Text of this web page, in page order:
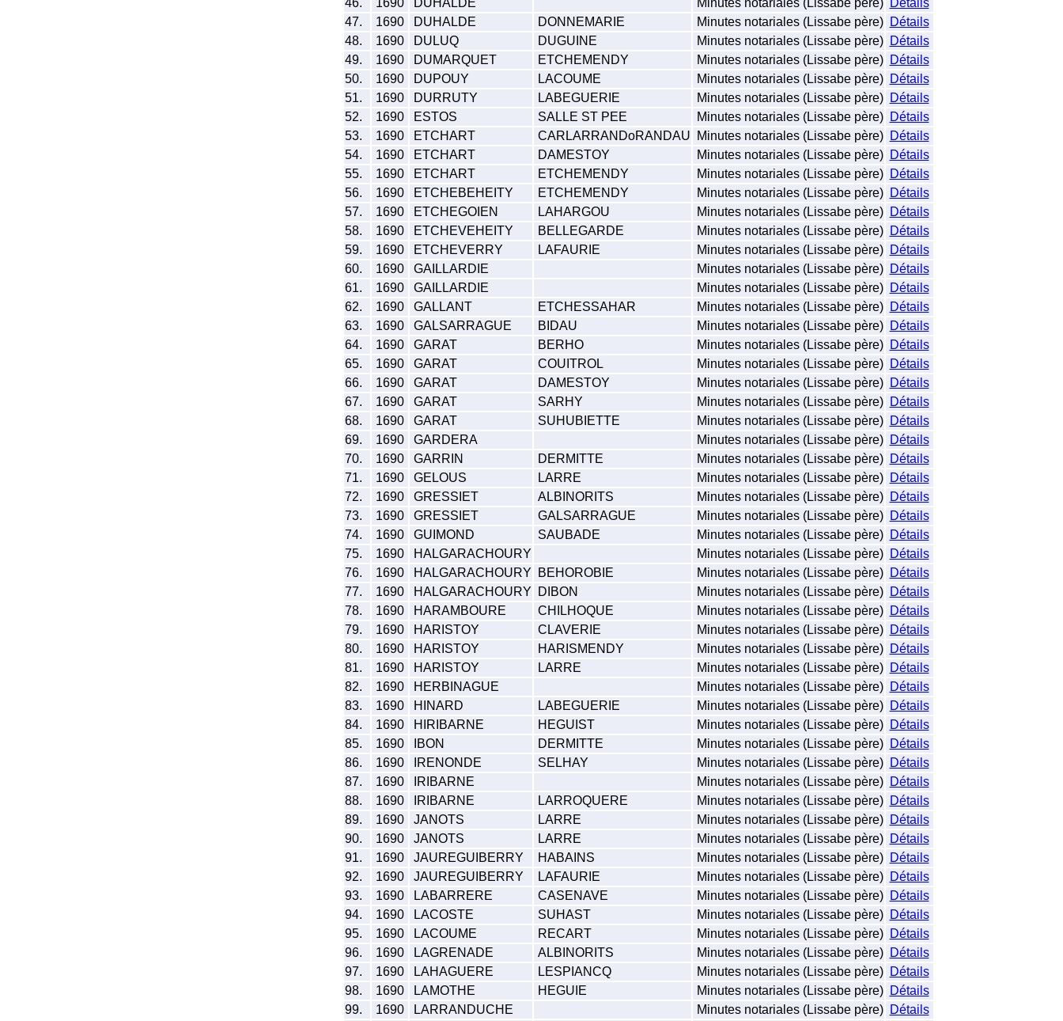
47.
1690 DUHALDE DONNEMARIE Minutes notariales (Lissabe père)
Détails
48.
1690 DULUQ DUGUINE Minutes notariales (Lissabe père)
Détails
49.
1690 DUMARQUET ETCHEMENDY Minutes notariales (Lissabe père)
Détails
50.
1690 DUPOUY LACOUME Minutes notariales (Lissabe père)
Détails
51.
1690 DURRUTY LABEGUERIE Minutes notariales (Lissabe père)
Détails
52.
1690 ESTOS SALLE ST PEE Minutes notariales (Lissabe père)
Détails
53.
1690 ETCHART CARLARRANDoRANDAU Minutes notariales (Lissabe père)
Détails
54.
1690 ETCHART DAMESTOY Minutes notariales (Lissabe père)
Détails
55.
1690 ETCHART ETCHEMENDY Minutes notariales (Lissabe père)
Détails
56.
1690 ETCHEBEHEITY ETCHEMENDY Minutes notariales (Lissabe père)
Détails
57.
1690 ETCHEGOIEN LAHARGOU Minutes notariales (Lissabe père)
Détails
58.
1690 ETCHEVEHEITY BELLEGARDE Minutes notariales (Lissabe père)
Détails
59.
1690 ETCHEVERRY LAFAURIE Minutes notariales (Lissabe père)
Détails
60.
1690 GAILLARDIE Minutes notariales (Lissabe père)
Détails
61.
1690 GAILLARDIE Minutes notariales (Lissabe père)
Détails
62.
1690 GALLANT ETCHESSAHAR Minutes notariales (Lissabe père)
Détails
63.
1690 GALSARRAGUE BIDAU Minutes notariales (Lissabe père)
Détails
64.
1690 GARAT BERHO Minutes notariales (Lissabe père)
Détails
65.
1690 GARAT COUITROL Minutes notariales (Lissabe père)
Détails
66.
1690 GARAT DAMESTOY Minutes notariales (Lissabe père)
Détails
67.
1690 GARAT SARHY Minutes notariales (Lissabe père)
Détails
68.
1690 GARAT SUHUBIETTE Minutes notariales (Lissabe père)
Détails
69.
1690 GARDERA Minutes notariales (Lissabe père)
Détails
70.
1690 GARRIN DERMITTE Minutes notariales (Lissabe père)
Détails
71.
1690 GELOUS LARRE Minutes notariales (Lissabe père)
Détails
72.
1690 GRESSIET ALBINORITS Minutes notariales (Lissabe père)
Détails
73.
1690 GRESSIET GALSARRAGUE Minutes notariales (Lissabe père)
Détails
74.
1690 GUIMOND SAUBADE Minutes notariales (Lissabe père)
Détails
75.
1690 HALGARACHOURY Minutes notariales (Lissabe père)
Détails
76.
1690 HALGARACHOURY BEHOROBIE Minutes notariales (Lissabe père)
Détails
77.
1690 HALGARACHOURY DIBON Minutes notariales (Lissabe père)
Détails
78.
1690 HARAMBOURE CHILHOQUE Minutes notariales (Lissabe père)
Détails
79.
1690 HARISTOY CLAVERIE Minutes notariales (Lissabe père)
Détails
80.
1690 HARISTOY HARISMENDY Minutes notariales (Lissabe père)
Détails
81.
1690 HARISTOY LARRE Minutes notariales (Lissabe père)
Détails
82.
1690 HERBINAGUE Minutes notariales (Lissabe père)
Détails
83.
1690 HINARD LABEGUERIE Minutes notariales (Lissabe père)
Détails
84.
1690 HIRIBARNE HEGUIST Minutes notariales (Lissabe père)
Détails
85.
1690 IBON DERMITTE Minutes notariales (Lissabe père)
Détails
86.
1690 IRENONDE SELHAY Minutes notariales (Lissabe père)
Détails
87.
1690 IRIBARNE Minutes notariales (Lissabe père)
Détails
88.
1690 IRIBARNE LARROQUERE Minutes notariales (Lissabe père)
Détails
89.
1690 JANOTS LARRE Minutes notariales (Lissabe père)
Détails
90.
1690 JANOTS LARRE Minutes notariales (Lissabe père)
Détails
91.
1690 JAUREGUIBERRY HABAINS Minutes notariales (Lissabe père)
Détails
92.
1690 JAUREGUIBERRY LAFAURIE Minutes notariales (Lissabe père)
Détails
93.
1690 LABARRERE CASENAVE Minutes notariales (Lissabe père)
Détails
94.
1690 LACOSTE SUHAST Minutes notariales (Lissabe père)
Détails
95.
1690 LACOUME RECART Minutes notariales (Lissabe père)
Détails
96.
1690 LAGRENADE ALBINORITS Minutes notariales (Lissabe père)
Détails
97.
1690 LAHAGUERE LESPIANCQ Minutes notariales (Lissabe père)
Détails
98.
1690 LAMOTHE HEGUIE Minutes notariales (Lissabe père)
Détails
99.
1690 LARRANDUCHE Minutes notariales (Lissabe père) Détails